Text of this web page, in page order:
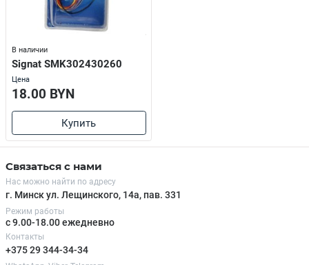
В наличии
Signat SMK302430260
Цена
18.00 BYN
Купить
Связаться с нами
Нас можно найти по адресу
г. Минск ул. Лещинского, 14а, пав. 331
Режим работы
с 9.00-18.00 ежедневно
Контакты
+375 29 344-34-34